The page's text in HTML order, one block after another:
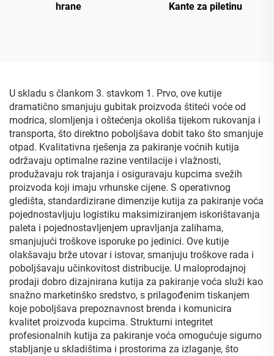
hrane
Kante za piletinu
U skladu s člankom 3. stavkom 1. Prvo, ove kutije
dramatično smanjuju gubitak proizvoda štiteći voće od
modrica, slomljenja i oštećenja okoliša tijekom rukovanja i
transporta, što direktno poboljšava dobit tako što smanjuje
otpad. Kvalitativna rješenja za pakiranje voćnih kutija
održavaju optimalne razine ventilacije i vlažnosti,
produžavaju rok trajanja i osiguravaju kupcima svežih
proizvoda koji imaju vrhunske cijene. S operativnog
gledišta, standardizirane dimenzije kutija za pakiranje voća
pojednostavljuju logistiku maksimiziranjem iskorištavanja
paleta i pojednostavljenjem upravljanja zalihama,
smanjujući troškove isporuke po jedinici. Ove kutije
olakšavaju brže utovar i istovar, smanjuju troškove rada i
poboljšavaju učinkovitost distribucije. U maloprodajnoj
prodaji dobro dizajnirana kutija za pakiranje voća služi kao
snažno marketinško sredstvo, s prilagođenim tiskanjem
koje poboljšava prepoznavnost brenda i komunicira
kvalitet proizvoda kupcima. Strukturni integritet
profesionalnih kutija za pakiranje voća omogućuje sigurno
stabljanje u skladištima i prostorima za izlaganje, što